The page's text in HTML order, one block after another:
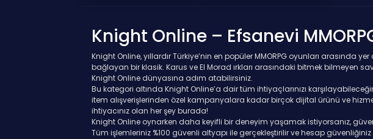
Knight Online – Efsanevi
Knight Online, yıllardır Türkiye’nin en popüler MMORPG oyunları
bağlayan bir klasik. Karus ve El Morad ırkları arasındaki bitmek bilmeyen
Knight Online dünyasına adım atabilirsiniz.
Bu kategori altında Knight Online’a dair tüm ihtiyaçlarınızı
item alışverişlerinden özel kampanyalara kadar birçok dijital ürünü ve
ihtiyacınız olan her şey burada!
Knight Online oynarken daha keyifli bir deneyim yaşamak istiyorsanız,
Tüm işlemleriniz %100 güvenli altyapı ile gerçekleştirilir ve hesap